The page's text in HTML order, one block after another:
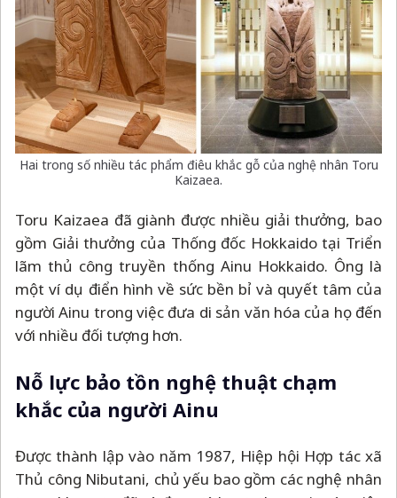
Hai trong số nhiều tác phẩm điêu khắc gỗ của nghệ nhân Toru
Kaizaea.
Toru Kaizaea đã giành được nhiều giải thưởng, bao
gồm Giải thưởng của Thống đốc Hokkaido tại Triển
lãm thủ công truyền thống Ainu Hokkaido. Ông là
một ví dụ điển hình về sức bền bỉ và quyết tâm của
người Ainu trong việc đưa di sản văn hóa của họ đến
với nhiều đối tượng hơn.
Nỗ lực bảo tồn nghệ thuật chạm
khắc của người Ainu
Được thành lập vào năm 1987, Hiệp hội Hợp tác xã
Thủ công Nibutani, chủ yếu bao gồm các nghệ nhân